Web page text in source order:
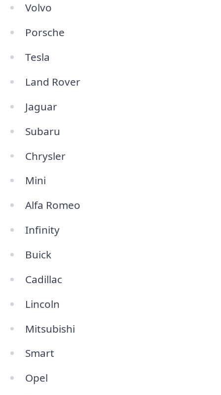
Volvo
Porsche
Tesla
Land Rover
Jaguar
Subaru
Chrysler
Mini
Alfa Romeo
Infinity
Buick
Cadillac
Lincoln
Mitsubishi
Smart
Opel